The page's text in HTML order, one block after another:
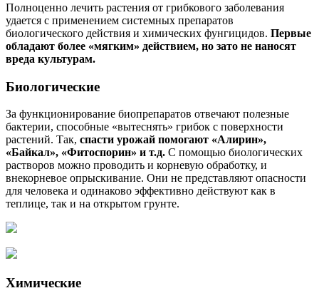
Полноценно лечить растения от грибкового заболевания
удается с применением системных препаратов
биологического действия и химических фунгицидов. Первые
обладают более «мягким» действием, но зато не наносят
вреда культурам.
Биологические
За функционирование биопрепаратов отвечают полезные
бактерии, способные «вытеснять» грибок с поверхности
растений. Так, спасти урожай помогают «Алирин»,
«Байкал», «Фитоспорин» и т.д. С помощью биологических
растворов можно проводить и корневую обработку, и
внекорневое опрыскивание. Они не представляют опасности
для человека и одинаково эффективно действуют как в
теплице, так и на открытом грунте.
Химические